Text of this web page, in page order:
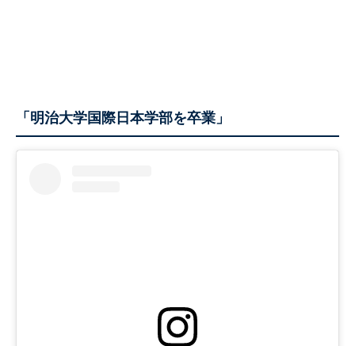
「明治大学国際日本学部を卒業」